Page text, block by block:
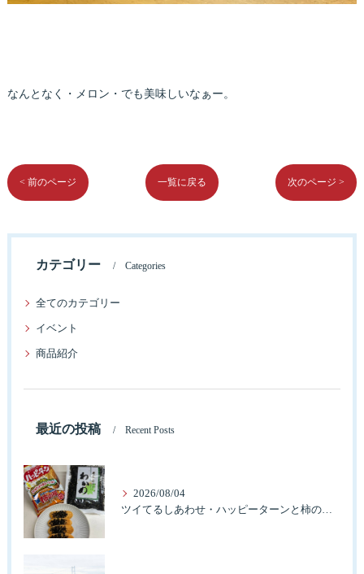
なんとなく・メロン・でも美味しいなぁー。
< 前のページ 一覧に戻る 次のページ >
カテゴリー Categories
全てのカテゴリー
イベント
商品紹介
最近の投稿 Recent Posts
2026/08/04
ツイてるしあわせ・ハッピーターンと柿の種とそふとわかめふりかけとタコふりかけ・ハッピーコラボレーション